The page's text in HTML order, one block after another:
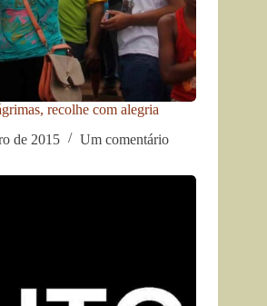
recolhe com alegria
de 2015
Um comentário